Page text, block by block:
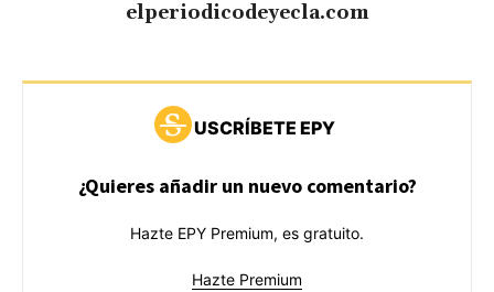
elperiodicodeyecla.com
USCRÍBETE EPY
¿Quieres añadir un nuevo comentario?
Hazte EPY Premium, es gratuito.
Hazte Premium